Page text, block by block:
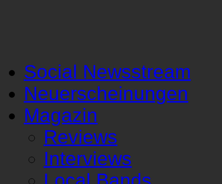
Social Newsstream
Neuerscheinungen
Magazin
Reviews
Interviews